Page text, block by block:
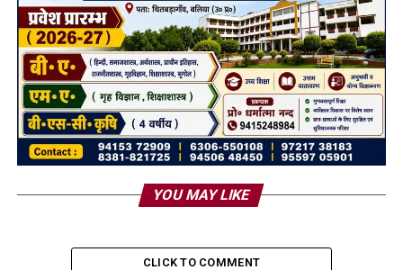
YOU MAY LIKE
CLICK TO COMMENT